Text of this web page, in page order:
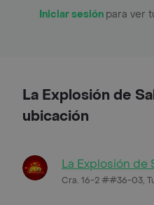
Iniciar sesión para ver
La Explosión de
ubicación
La Explosión de
Cra. 16-2 ##36-03,